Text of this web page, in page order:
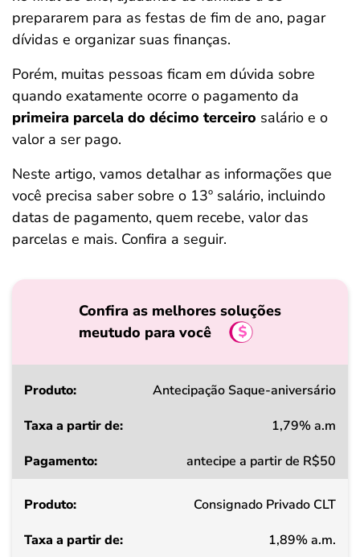
prepararem para as festas de fim de ano, pagar
dívidas e organizar suas finanças.
Porém, muitas pessoas ficam em dúvida sobre
quando exatamente ocorre o pagamento da
primeira parcela do décimo terceiro​ salário e o
valor a ser pago.
Neste artigo, vamos detalhar as informações que
você precisa saber sobre o 13º salário, incluindo
datas de pagamento, quem recebe, valor das
parcelas e mais. Confira a seguir.
Confira as melhores soluções
meutudo para você
Produto
a
de
Antecipação Saque-aniversário
1,79% a.m
antecipe a partir de R$50
Consignado Privado CLT
1,89% a.m.